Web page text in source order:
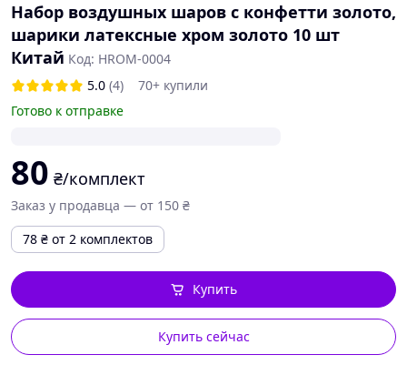
Набор воздушных шаров с конфетти золото,
шарики латексные хром золото 10 шт
Китай Код: HROM-0004
5.0 (4)
70+ купили
Готово к отправке
80 ₴/комплект
Заказ у продавца — от 150 ₴
78 ₴ от 2 комплектов
Купить сейчас
Купить